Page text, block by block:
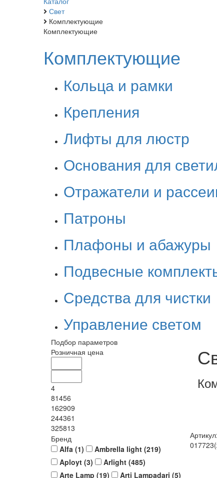
Свет
Комплектующие
Комплектующие
Комплектующие
Кольца и рамки
Крепления
Лифты для люстр
Основания для
Отражатели и
Патроны
Плафоны и абажуры
Подвесные
Средства для чистки
Управление светом
Подбор параметров
Розничная цена
4
81456
162909
244361
325813
Бренд
Alfa (1) Ambrella light (219)
Aployt (3) Arlight (485)
Arte Lamp (19) Arti Lampadari (5)
Артикул: